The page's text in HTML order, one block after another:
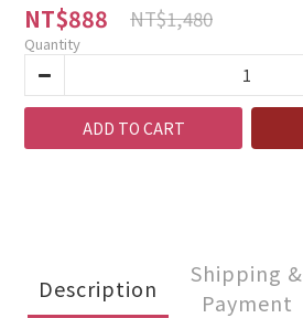
NT$888 NT$1,480
Quantity
ADD TO CART
Description
Shipping &
Payment